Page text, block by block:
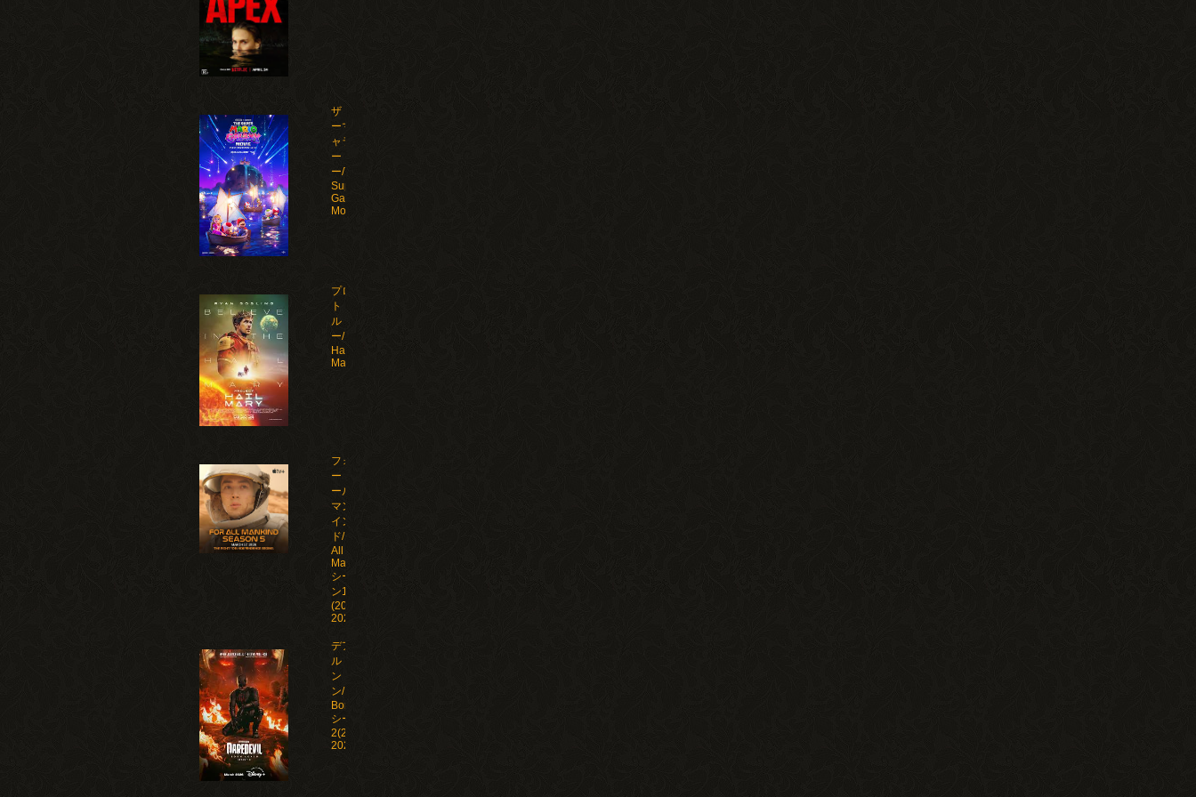
ザ・スーパ
ーマリオギ
ャラクシ
ー・ムービ
ー/The
Super Mario
Galaxy
Movie(2026)
プロジェク
ト・ヘイ
ル・メアリ
ー/Project
Hail
Mary(2026)
フォ
ー・オ
ール・
マンカ
イン
ド/For
All
Mankind
シーズ
ン1-5
(2019-
2026)
デアデビ
ル：ボー
ン・アゲイ
ン/Daredevil:
Born Again
シーズン1-
2(2025-
2026)